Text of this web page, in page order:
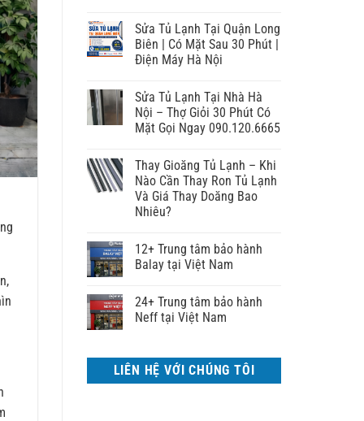
Sửa Tủ Lạnh Tại Quận Long
Biên | Có Mặt Sau 30 Phút |
Điện Máy Hà Nội
Sửa Tủ Lạnh Tại Nhà Hà
Nội – Thợ Giỏi 30 Phút Có
Mặt Gọi Ngay 090.120.6665
Thay Gioăng Tủ Lạnh – Khi
Nào Cần Thay Ron Tủ Lạnh
Và Giá Thay Doăng Bao
Nhiêu?
12+ Trung tâm bảo hành
Balay tại Việt Nam
24+ Trung tâm bảo hành
Neff tại Việt Nam
LIÊN HỆ VỚI CHÚNG TÔI